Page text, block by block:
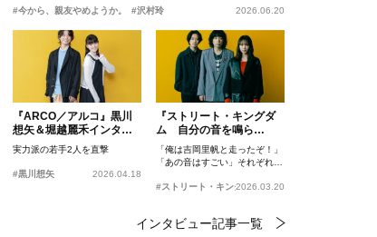
#今から、親友やめようか。 #沢村玲 2026.06.20
『ARCO／アルコ』黒川
想矢＆堀越麗禾インタビ
ュー
実力派の若手2人を直撃
#黒川想矢 2026.04.18
『ストリート・キングダ
ム 自分の音を鳴ら
せ。』峯田和伸、若葉竜
也、吉岡里帆インタビュ
ー
「俺は吉岡里帆と走ったぞ！」
「あの音はすごい」それぞれの
#ストリート・キングダム 自分の音を鳴らせ。
2026.03.20
インタビュー記事一覧